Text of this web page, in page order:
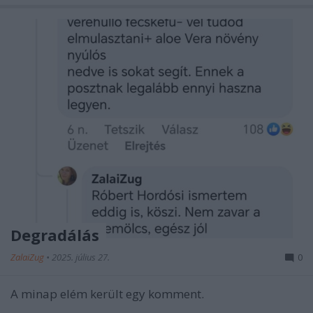
Degradálás
ZalaiZug • 2025. július 27. 0
A minap elém került egy komment.